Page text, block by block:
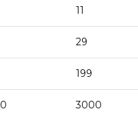
11
29
199
3000